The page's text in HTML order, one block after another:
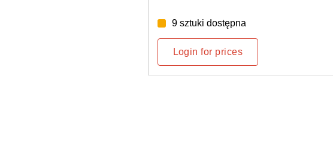
9 sztuki dostępna
Login for prices